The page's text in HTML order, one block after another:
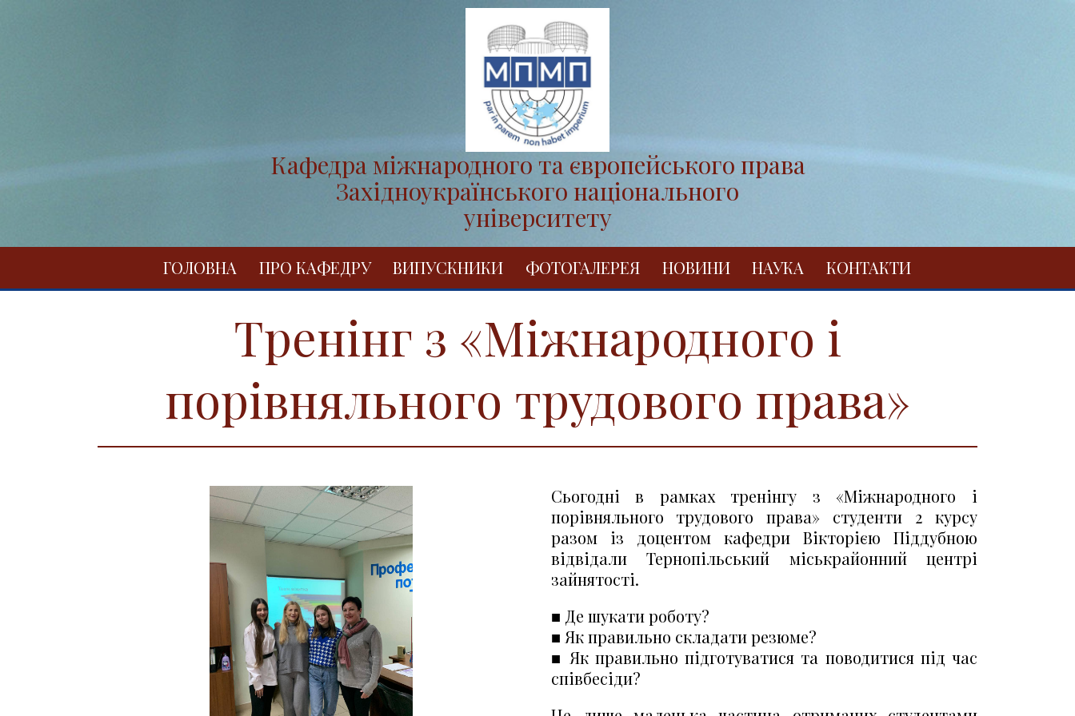
Кафедра міжнародного та європейського права
Західноукраїнського національного
університету
ГОЛОВНА ПРО КАФЕДРУ ВИПУСКНИКИ ФОТОГАЛЕРЕЯ НОВИНИ НАУКА КОНТАКТИ
Тренінг з «Міжнародного і
порівняльного трудового права»
Сьогодні в рамках тренінгу з «Міжнародного і
порівняльного трудового права» студенти 2 курсу
разом із доцентом кафедри Вікторією Піддубною
відвідали Тернопільський міськрайонний центрі
зайнятості.
■ Де шукати роботу?
■ Як правильно складати резюме?
■ Як правильно підготуватися та поводитися під час
співбесіди?